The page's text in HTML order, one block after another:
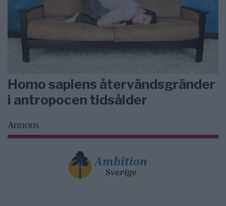
Homo sapiens återvändsgränder
i antropocen tidsålder
Annons